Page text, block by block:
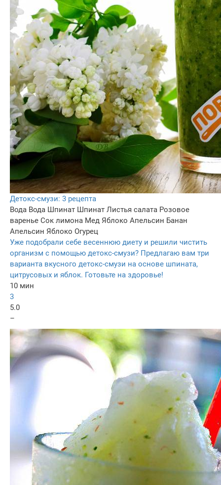
Детокс-смузи: 3 рецепта
Вода Вода Шпинат Шпинат Листья салата Розовое
варенье Сок лимона Мед Яблоко Апельсин Банан
Апельсин Яблоко Огурец
Уже подобрали себе весеннюю диету и решили чистить
организм с помощью детокс-смузи? Предлагаю вам три
варианта вкусного детокс-смузи на основе шпината,
цитрусовых и яблок. Готовьте на здоровье!
10 мин
3
5.0
–